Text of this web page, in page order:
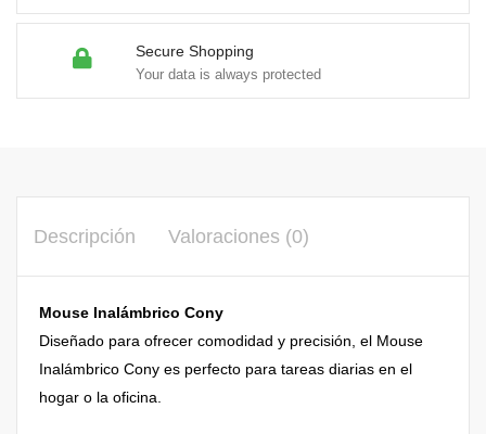
Secure Shopping
Your data is always protected
Descripción Valoraciones (0)
Mouse Inalámbrico Cony
Diseñado para ofrecer comodidad y precisión, el Mouse
Inalámbrico Cony es perfecto para tareas diarias en el
hogar o la oficina.